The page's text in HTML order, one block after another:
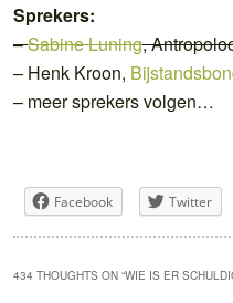
Sprekers:
–Sabine Luning,
– Henk Kroon,
– meer sprekers volgen…
Facebook Twitter
434 THOUGHTS ON “WIE IS ER